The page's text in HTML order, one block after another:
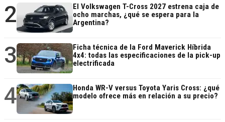
2
El Volkswagen T-Cross 2027 estrena caja de
ocho marchas, ¿qué se espera para la
Argentina?
3
Ficha técnica de la Ford Maverick Híbrida
4x4: todas las especificaciones de la pick-up
electrificada
4
Honda WR-V versus Toyota Yaris Cross: ¿qué
modelo ofrece más en relación a su precio?